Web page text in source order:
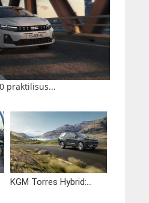
praktilisus...
KGM Torres Hybrid:...